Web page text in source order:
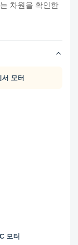
차원을 확인한
모터
모터